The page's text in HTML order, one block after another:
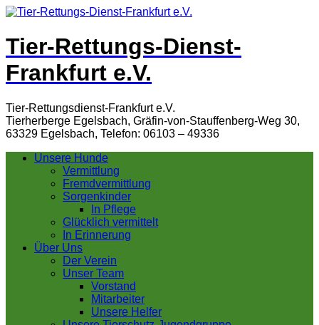
Tier-Rettungs-Dienst-
Frankfurt e.V.
Tier-Rettungsdienst-Frankfurt e.V.
Tierherberge Egelsbach, Gräfin-von-Stauffenberg-Weg 30,
63329 Egelsbach, Telefon: 06103 – 49336
Unsere Hunde
Vermittlung
Fremdvermittlung
Sorgenkinder
In Pflege
Glücklich vermittelt
In Erinnerung
Über Uns
Der Verein
Unser Team
Vorstand
Mitarbeiter
Unsere Helfer